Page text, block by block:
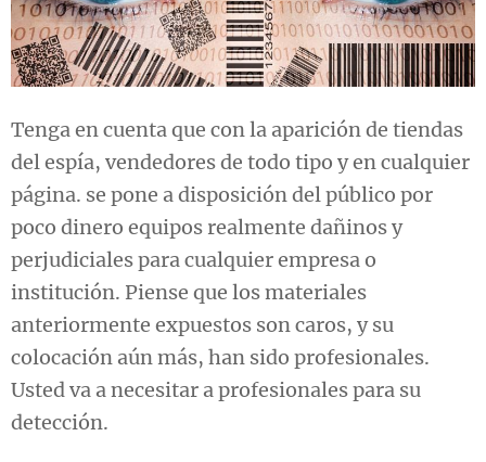
Tenga en cuenta que con la aparición de tiendas
del espía, vendedores de todo tipo y en cualquier
página. se pone a disposición del público por
poco dinero equipos realmente dañinos y
perjudiciales para cualquier empresa o
institución. Piense que los materiales
anteriormente expuestos son caros, y su
colocación aún más, han sido profesionales.
Usted va a necesitar a profesionales para su
detección.